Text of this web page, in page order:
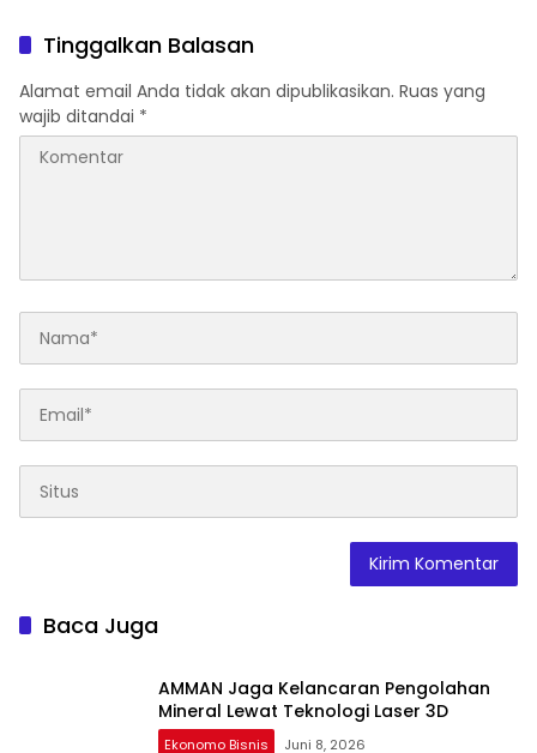
Bertanggung Jawab
Tinggalkan Balasan
Alamat email Anda tidak akan dipublikasikan. Ruas yang
wajib ditandai *
Baca Juga
AMMAN Jaga Kelancaran Pengolahan
Mineral Lewat Teknologi Laser 3D
Ekonomo Bisnis Juni 8, 2026